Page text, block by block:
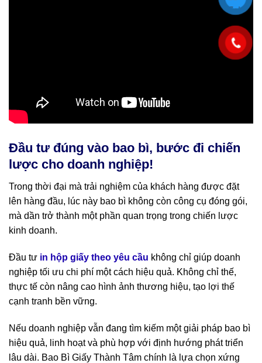
Đầu tư đúng vào bao bì, bước đi chiến
lược cho doanh nghiệp!
Trong thời đại mà trải nghiệm của khách hàng được đặt
lên hàng đầu, lúc này bao bì không còn công cụ đóng gói,
mà dần trở thành một phần quan trọng trong chiến lược
kinh doanh.
Đầu tư in hộp giấy theo yêu cầu không chỉ giúp doanh
nghiệp tối ưu chi phí một cách hiệu quả. Không chỉ thế,
thực tế còn nâng cao hình ảnh thương hiệu, tạo lợi thế
cạnh tranh bền vững.
Nếu doanh nghiệp vẫn đang tìm kiếm một giải pháp bao bì
hiệu quả, linh hoạt và phù hợp với định hướng phát triển
lâu dài. Bao Bì Giấy Thành Tâm chính là lựa chọn xứng